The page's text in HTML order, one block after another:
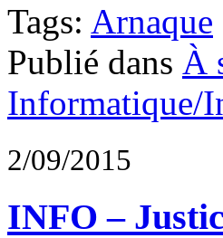
Tags: Arnaque
Publié dans À
Informatique/
2/09/2015
INFO –